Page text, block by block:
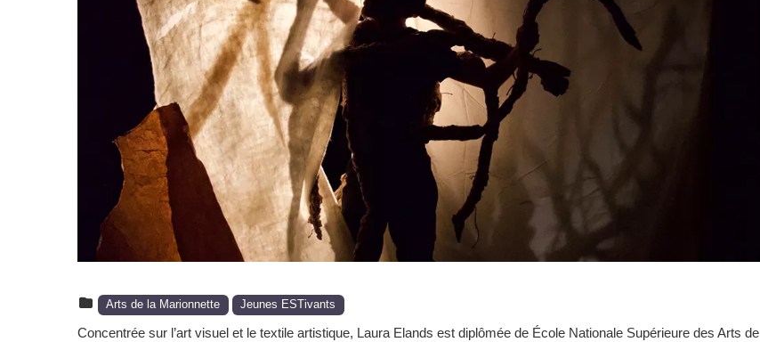
Arts de la Marionnette Jeunes ESTivants
Concentrée sur l’art visuel et le textile artistique, Laura Elands est diplômée de École Nationale Supérieure des Arts de